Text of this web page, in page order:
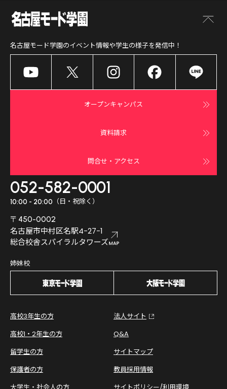
名古屋モード学園のイベント情報や学生の様子を発信中！
オープンキャンパス
資料請求
問合せ・アクセス
052-582-0001
10:00 - 20:00 （日・祝除く）
〒450-0002
名古屋市中村区名駅4-27-1
総合校舎スパイラルタワーズ
姉妹校
高校3年生の方
高校1・2年生の方
留学生の方
保護者の方
法人サイト
Q&A
サイトマップ
教員採用情報